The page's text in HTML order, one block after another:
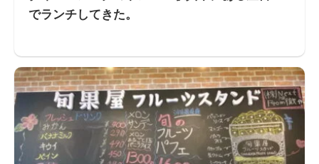
でランチしてきた。